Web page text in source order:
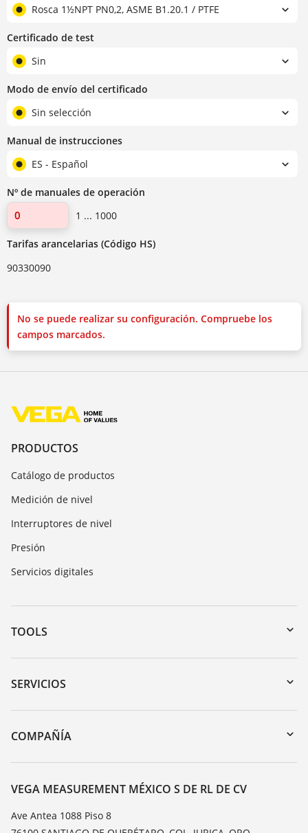
Rosca 1½NPT PN0,2, ASME B1.20.1 / PTFE
Certificado de test
Sin
Modo de envío del certificado
Sin selección
Manual de instrucciones
ES - Español
Nº de manuales de operación
1 ... 1000
Tarifas arancelarias (Código HS)
90330090
No se puede realizar su configuración. Compruebe los
campos marcados.
PRODUCTOS
Catálogo de productos
Medición de nivel
Interruptores de nivel
Presión
Servicios digitales
TOOLS
Zona de descarga
Búsqueda por número de serie
DTM Collection/PACTware
SERVICIOS
Devolución de instrumentos
Cursos de formacion
Lista de resistencias
TeamViewer
COMPAÑÍA
Acerca de VEGA
Contacto
Notícias
VEGA MEASUREMENT MÉXICO S DE RL DE CV
Ave Antea 1088 Piso 8